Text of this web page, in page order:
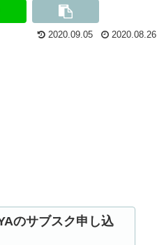
2020.09.05 2020.08.26
のサブスク申し込